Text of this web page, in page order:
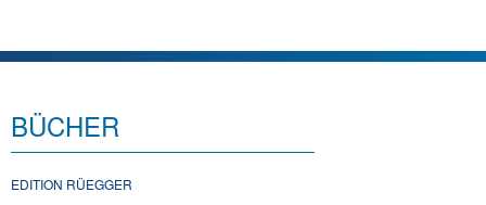
BÜCHER
EDITION RÜEGGER